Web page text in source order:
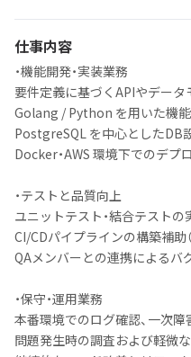
仕事内容
・機能開発・実装業務
要件定義に基づくAPIやデー
Golang / Python を用いた機
PostgreSQL を中心としたDB
Docker・AWS 環境下でのデプ
・テストと品質向上
ユニットテスト・結合テストの
CI/CDパイプラインの構築補助
QAメンバーとの連携によるバ
・保守・運用業務
本番環境でのログ確認、一次障
問題発生時の調査および軽微